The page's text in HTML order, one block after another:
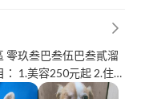
零玖叁巴叁伍巴叁貳溜
1.美容250元起 2.住宿
百萬裝潢，沒有百坪空